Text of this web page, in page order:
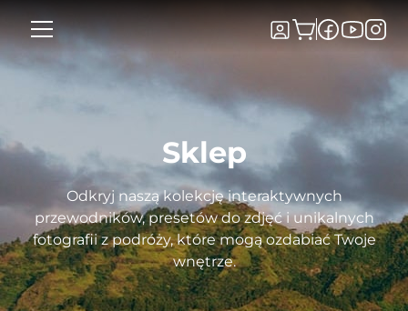
Sklep
Odkryj naszą kolekcję interaktywnych
przewodników, presetów do zdjęć i unikalnych
fotografii z podróży, które mogą ozdabiać Twoje
wnętrze.